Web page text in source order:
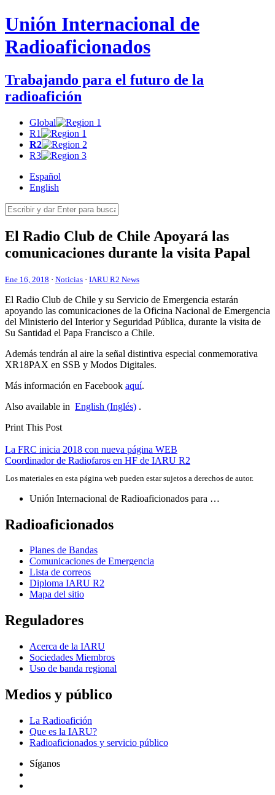
Unión Internacional de
Radioaficionados
Trabajando para el futuro de la
radioafición
Global
R1
R2
R3
Español
English
El Radio Club de Chile Apoyará las
comunicaciones durante la visita Papal
Ene 16, 2018 · Noticias · IARU R2 News
El Radio Club de Chile y su Servicio de Emergencia estarán
apoyando las comunicaciones de la Oficina Nacional de Emergencia
del Ministerio del Interior y Seguridad Pública, durante la visita de
Su Santidad el Papa Francisco a Chile.
Además tendrán al aire la señal distintiva especial conmemorativa
XR18PAX en SSB y Modos Digitales.
Más información en Facebook aquí.
Also available in English (Inglés) .
Print This Post
Navegación
de
entradas
La FRC inicia 2018 con nueva página WEB
Coordinador de Radiofaros en HF de IARU R2
Los materiales en esta página web pueden estar sujetos a derechos de autor.
Unión Internacional de Radioaficionados para …
Radioaficionados
Planes de Bandas
Comunicaciones de Emergencia
Lista de correos
Diploma IARU R2
Mapa del sitio
Reguladores
Acerca de la IARU
Sociedades Miembros
Uso de banda regional
Medios y público
La Radioafición
Que es la IARU?
Radioaficionados y servicio público
Síganos